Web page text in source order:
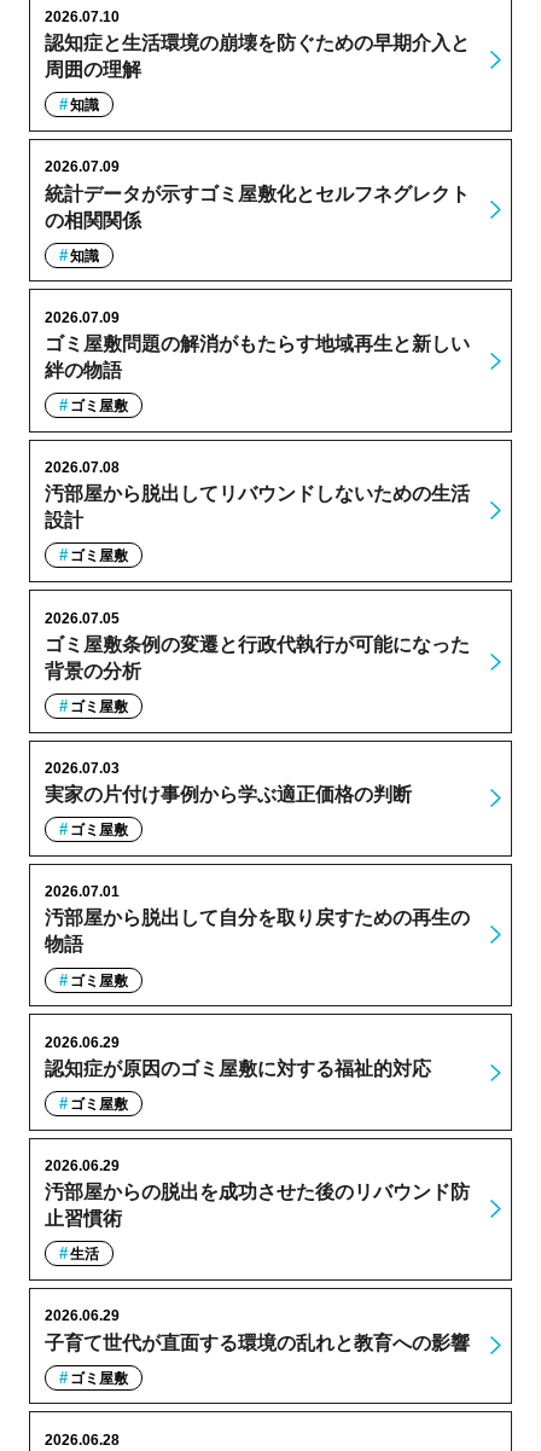
認知症と生活環境の崩壊を防ぐための早期介入と
周囲の理解
2026.07.10
知識
統計データが示すゴミ屋敷化とセルフネグレクト
の相関関係
2026.07.09
知識
ゴミ屋敷問題の解消がもたらす地域再生と新しい
絆の物語
2026.07.09
ゴミ屋敷
汚部屋から脱出してリバウンドしないための生活
設計
2026.07.08
ゴミ屋敷
ゴミ屋敷条例の変遷と行政代執行が可能になった
背景の分析
2026.07.05
ゴミ屋敷
実家の片付け事例から学ぶ適正価格の判断
2026.07.03
ゴミ屋敷
汚部屋から脱出して自分を取り戻すための再生の
物語
2026.07.01
ゴミ屋敷
認知症が原因のゴミ屋敷に対する福祉的対応
2026.06.29
ゴミ屋敷
汚部屋からの脱出を成功させた後のリバウンド防
止習慣術
2026.06.29
生活
子育て世代が直面する環境の乱れと教育への影響
2026.06.29
ゴミ屋敷
2026.06.28